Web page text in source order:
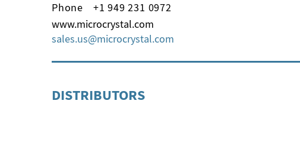
Phone
+1 949 231 0972
www.microcrystal.com
sales.us
microcrystal com
DISTRIBUTORS